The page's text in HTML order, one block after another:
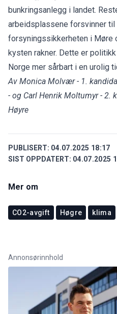
bunkringsanlegg i landet.
arbeidsplassene forsvinner til
forsyningssikkerheten i Møre
kysten rakner. Dette er
Norge mer sårbart i en urolig
Av Monica Molvær - 1.
- og Carl Henrik Moltumyr - 2.
Høyre
PUBLISERT: 04.07.2025 18:17
SIST OPPDATERT: 04.07.2025
Mer om
CO2-avgift Høgre klima
Annonsørinnhold